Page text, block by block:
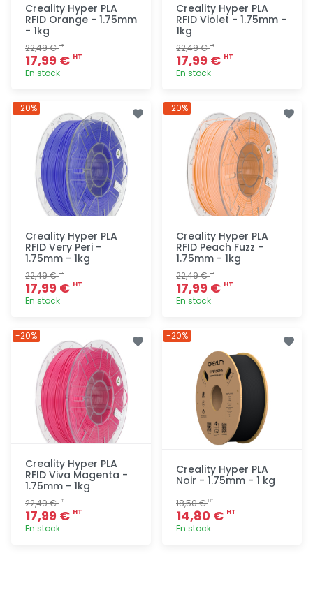
Creality Hyper PLA
RFID Orange - 1.75mm
- 1kg
22,49 €HT
17,99 € HT
En stock
rapide
Creality Hyper PLA
RFID Violet - 1.75mm -
1kg
22,49 €HT
17,99 € HT
En stock
rapide
Creality Hyper PLA
RFID Very Peri -
1.75mm - 1kg
22,49 €HT
17,99 € HT
En stock
rapide
-20%
Creality Hyper PLA
RFID Peach Fuzz -
1.75mm - 1kg
22,49 €HT
17,99 € HT
En stock
-20%
Creality Hyper PLA
RFID Viva Magenta -
1.75mm - 1kg
22,49 €HT
17,99 € HT
En stock
-20%
Creality Hyper PLA
Noir - 1.75mm - 1 kg
18,50 €HT
14,80 € HT
En stock
-20%